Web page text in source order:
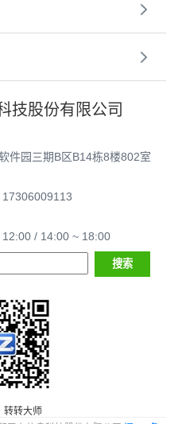
技股份有限公司
件园三期B区B14栋8楼802室
/ 14:00 ~ 18:00
转转大师